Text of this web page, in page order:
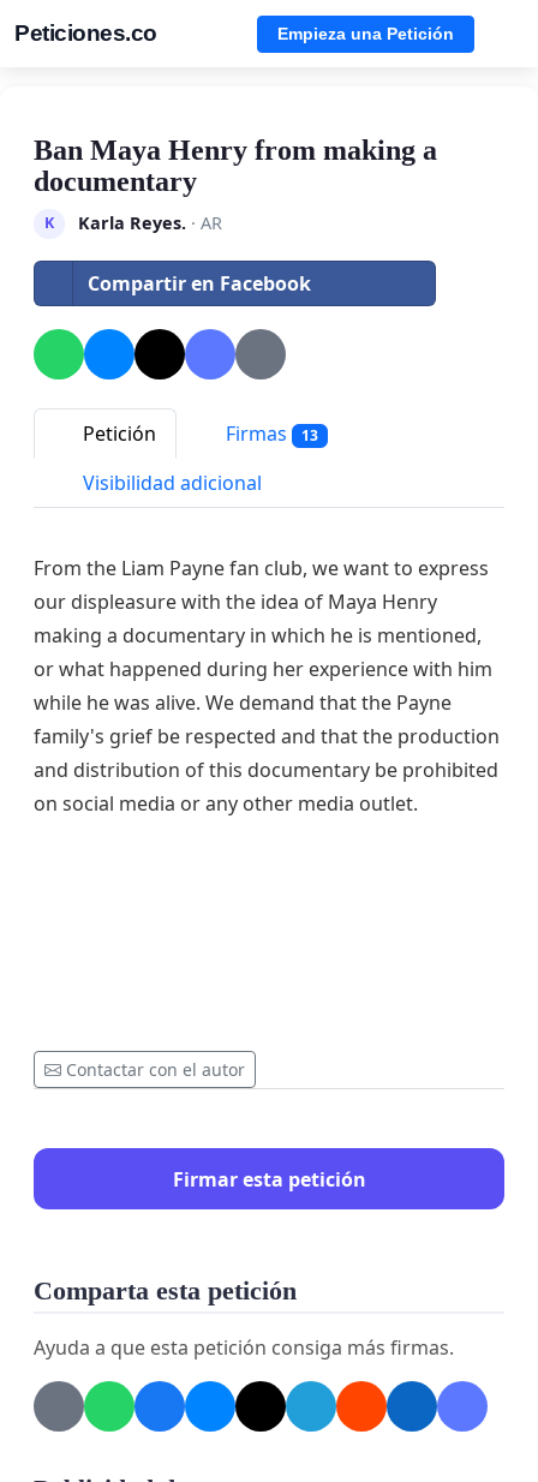
Peticiones.co Empieza una Petición
Ban Maya Henry from making a
documentary
K Karla Reyes.· AR
Compartir en Facebook
Petición Firmas 13
Visibilidad adicional
From the Liam Payne fan club, we want to express
our displeasure with the idea of Maya Henry
making a documentary in which he is mentioned,
or what happened during her experience with him
while he was alive. We demand that the Payne
family's grief be respected and that the production
and distribution of this documentary be prohibited
on social media or any other media outlet.
Contactar con el autor
Firmar esta petición
Comparta esta petición
Ayuda a que esta petición consiga más firmas.